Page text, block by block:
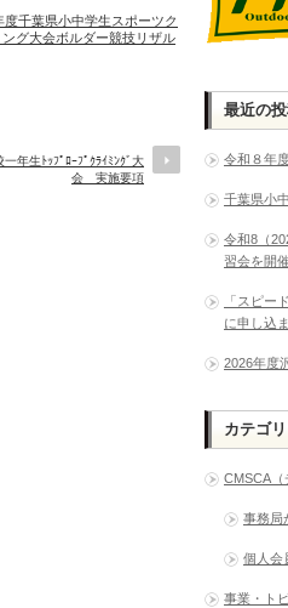
度千葉県小中学生スポーツク
ング大会ボルダー競技リザル
年生ﾄｯﾌﾟﾛｰﾌﾟｸﾗｲﾐﾝｸﾞ大
会 実施要項
最近の
令和８年
千葉県小
令和8（
習会を開
「スピー
に申し込
2026年度
カテゴ
CMSCA
事務局
個人会
事業・ト